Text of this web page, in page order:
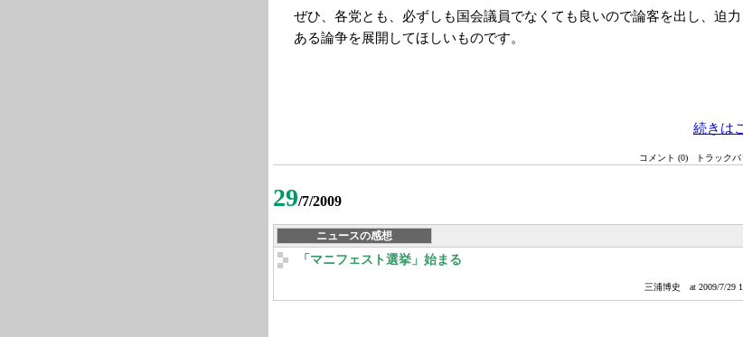
ぜひ、各党とも、必ずしも国会議員でなくても良いので論客を出し、迫力
ある論争を展開してほしいものです。
続きは
コメント (0) トラック
29/7/2009
ニュースの感想
「マニフェスト選挙」始まる
三浦博史 at 2009/7/29